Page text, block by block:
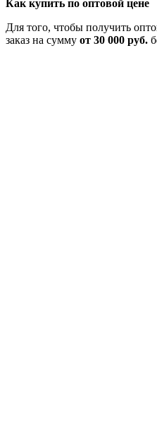
Как купить по оптовой цене
Для того, чтобы получить
заказ на сумму от 30 000 руб.